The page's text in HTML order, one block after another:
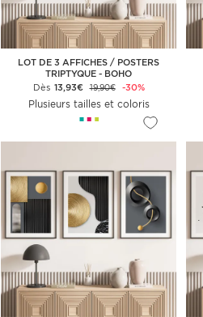
LOT DE 3 AFFICHES / POSTERS
TRIPTYQUE - BOHO
Dès 13,93€ 19,90€ -30%
Plusieurs tailles et coloris